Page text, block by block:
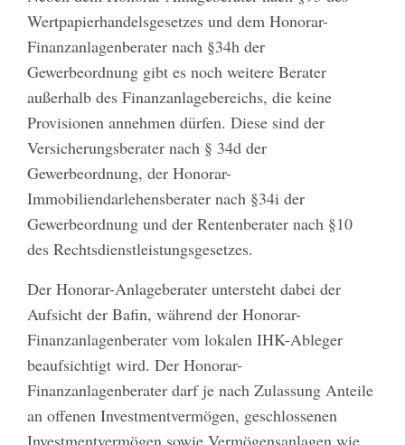
Wertpapierhandelsgesetzes und dem Honorar-
Finanzanlagenberater nach §34h der
Gewerbeordnung gibt es noch weitere Berater
außerhalb des Finanzanlagebereichs, die keine
Provisionen annehmen dürfen. Diese sind der
Versicherungsberater nach § 34d der
Gewerbeordnung, der Honorar-
Immobiliendarlehensberater nach §34i der
Gewerbeordnung und der Rentenberater nach §10
des Rechtsdienstleistungsgesetzes.
Der Honorar-Anlageberater untersteht dabei der
Aufsicht der Bafin, während der Honorar-
Finanzanlagenberater vom lokalen IHK-Ableger
beaufsichtigt wird. Der Honorar-
Finanzanlagenberater darf je nach Zulassung Anteile
an offenen Investmentvermögen, geschlossenen
Investmentvermögen sowie Vermögensanlagen wie